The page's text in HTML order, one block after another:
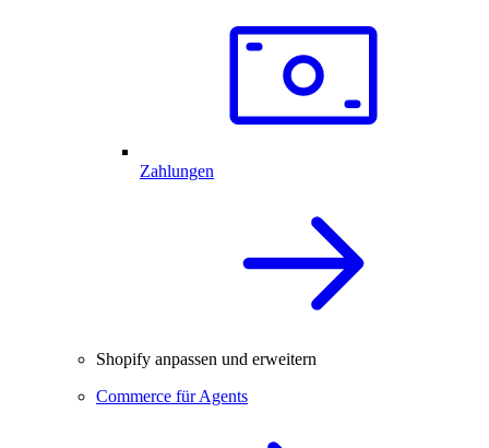
Zahlungen
Shopify anpassen und erweitern
Commerce für Agents